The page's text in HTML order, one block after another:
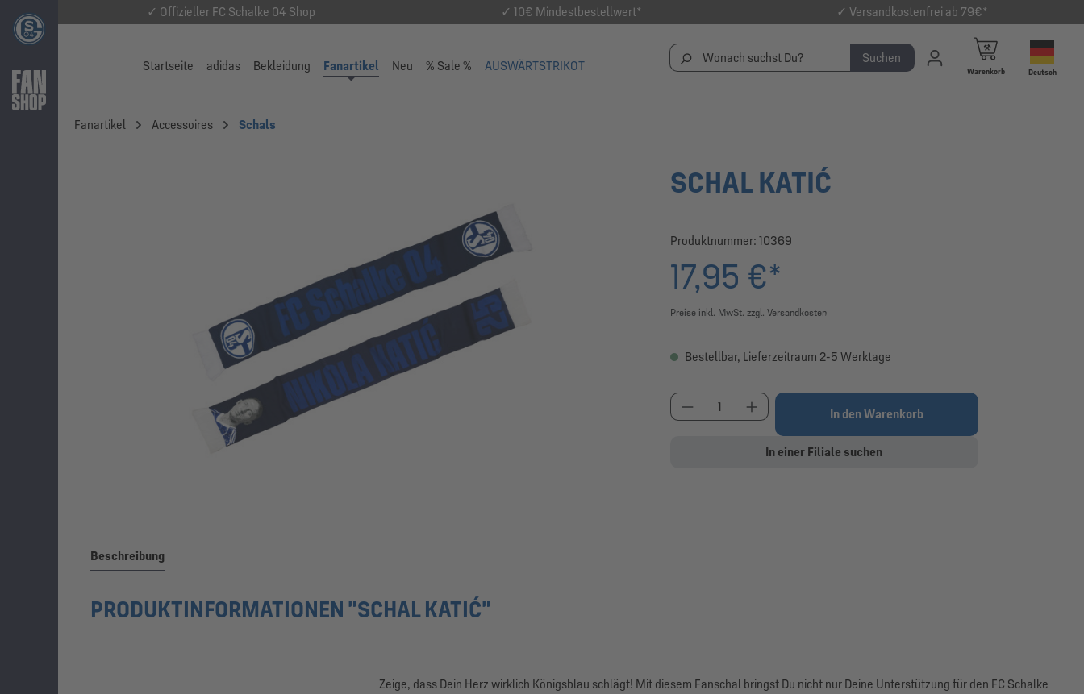
✓ Offizieller FC Schalke 04 Shop ✓ 10€ Mindestbestellwert* ✓ Versandkostenfrei ab 79€*
Startseite adidas Bekleidung Fanartikel Neu % Sale % AUSWÄRTSTRIKOT
Suchen
Warenkorb Deutsch
Fanartikel Accessoires Schals
SCHAL KATIĆ
Produktnummer:10369
17,95 €*
Preise inkl. MwSt. zzgl. Versandkosten
Bestellbar, Lieferzeitraum 2-5 Werktage
Produkt Anzahl: Gib den gewünschten Wert ein oder
In den Warenkorb
In einer Filiale suchen
Beschreibung
PRODUKTINFORMATIONEN "SCHAL KATIĆ"
Zeige, dass Dein Herz wirklich Königsblau schlägt! Mit diesem Fanschal bringst Du nicht nur Deine Unterstützung für den FC Schalke